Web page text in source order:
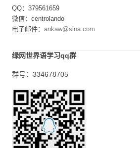
QQ：379561659
微信：centrolando
电子邮件： ankaw@sina.com
绿网世界语学习qq群
群号：334678705